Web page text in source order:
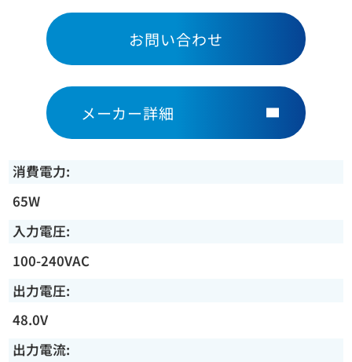
お問い合わせ
メーカー詳細
消費電力:
65W
入力電圧:
100-240VAC
出力電圧:
48.0V
出力電流: